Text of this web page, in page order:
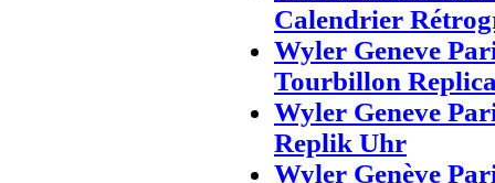
Calendrier
Wyler Geneve
Tourbillon
Wyler Geneve
Replik Uhr
Wyler Genève